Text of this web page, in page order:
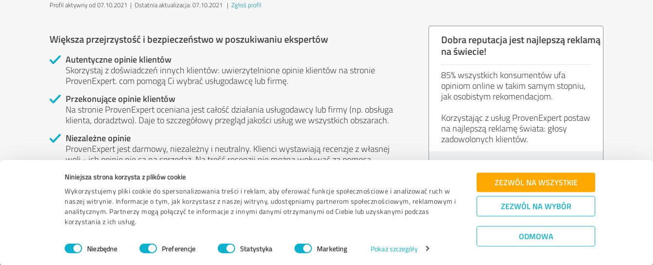
Niniejsza strona korzysta z plików cookie
Wykorzystujemy pliki cookie do spersonalizowania treści i reklam, aby oferować funkcje społecznościowe i analizować ruch w
naszej witrynie. Informacje o tym, jak korzystasz z naszej witryny, udostępniamy partnerom społecznościowym, reklamowym i
analitycznym. Partnerzy mogą połączyć te informacje z innymi danymi otrzymanymi od Ciebie lub uzyskanymi podczas
korzystania z ich usług.
Wybór Niezbędne Preferencje Statystyka Marketing Pokaż szczegóły
ZEZWÓL NA WSZYSTKIE
ZEZWÓL NA WYBÓR
ODMOWA
Profil aktywny od 07.10.2021 | Ostatnia aktualizacja: 07.10.2021 | Zgłoś profil
Większa przejrzystość i bezpieczeństwo w poszukiwaniu ekspertów
Autentyczne opinie klientów
Skorzystaj z doświadczeń innych klientów: uwierzytelnione opinie klientów na stronie
ProvenExpert. com pomogą Ci wybrać usługodawcę lub firmę.
Przekonujące opinie klientów
Na stronie ProvenExpert oceniana jest całość działania usługodawcy lub firmy (np. obsługa
klienta, doradztwo). Daje to szczegółowy przegląd jakości usług we wszystkich obszarach.
Niezależne opinie
ProvenExpert jest darmowy, niezależny i neutralny. Klienci wystawiają recenzje z własnej
woli - ich opinie nie są na sprzedaż. Na treść recenzji nie można wpływać za pomocą
Dobra reputacja jest najlepszą reklamą
na świecie!
85% wszystkich konsumentów ufa
opiniom online w takim samym stopniu,
jak osobistym rekomendacjom.
Korzystając z usług ProvenExpert postaw
na najlepszą reklamę świata: głosy
zadowolonych klientów.
Wypróbuj za darmo
Polityka prywatności
©2011 - 2026 Expert Systems AG